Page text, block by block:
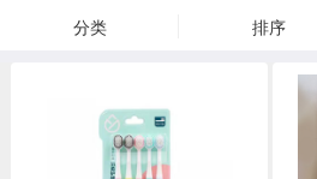
分类 排序